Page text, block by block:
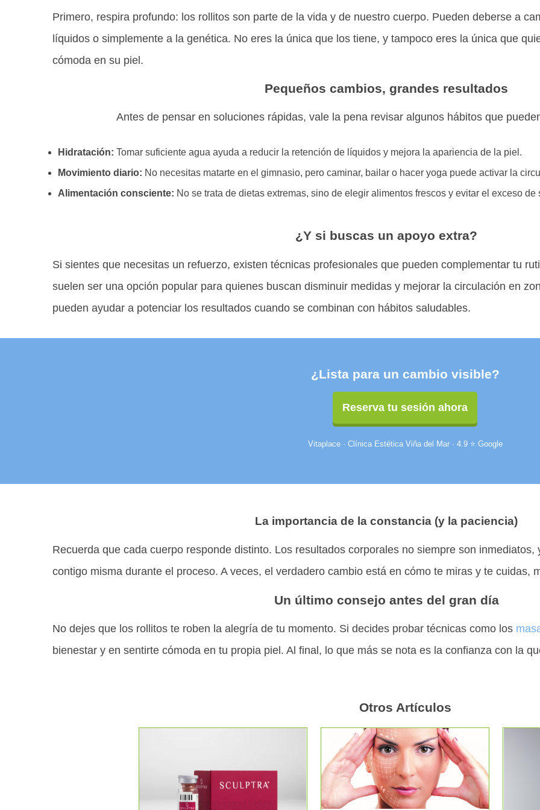
Primero, respira profundo: los rollitos son parte de la vida y de nuestro cuerpo. Pueden deberse a
líquidos o simplemente a la genética. No eres la única que los tiene, y tampoco eres la única que
cómoda en su piel.
Pequeños cambios, grandes resultados
Antes de pensar en soluciones rápidas, vale la pena revisar algunos hábitos que
Hidratación: Tomar suficiente agua ayuda a reducir la retención de líquidos y mejora la apariencia de la piel.
Movimiento diario: No necesitas matarte en el gimnasio, pero caminar, bailar o hacer yoga puede activar la
Alimentación consciente: No se trata de dietas extremas, sino de elegir alimentos frescos y evitar el exceso de
¿Y si buscas un apoyo extra?
Si sientes que necesitas un refuerzo, existen técnicas profesionales que pueden complementar tu
suelen ser una opción popular para quienes buscan disminuir medidas y mejorar la circulación en
pueden ayudar a potenciar los resultados cuando se combinan con hábitos saludables.
¿Lista para un cambio visible?
Reserva tu sesión ahora
Vitaplace · Clínica Estética Viña del Mar · 4.9 ⭐ Google
La importancia de la constancia (y la paciencia)
Recuerda que cada cuerpo responde distinto. Los resultados corporales no siempre son
contigo misma durante el proceso. A veces, el verdadero cambio está en cómo te miras y te cuidas,
Un último consejo antes del gran día
No dejes que los rollitos te roben la alegría de tu momento. Si decides probar técnicas como los
bienestar y en sentirte cómoda en tu propia piel. Al final, lo que más se nota es la confianza con la
Otros Artículos